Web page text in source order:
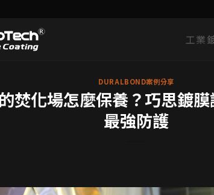
工業
DURALBOND案例分享
焚化場怎麼保養？巧思鍍
最強防護